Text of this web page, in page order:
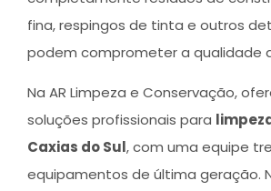
fina, respingos de tinta e outros
podem comprometer a qualidade
Na AR Limpeza e Conservação,
soluções profissionais para
Caxias do Sul, com uma equipe
equipamentos de última geração.